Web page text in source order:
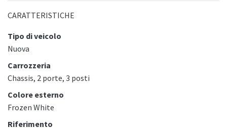
CARATTERISTICHE
Tipo di veicolo
Nuova
Carrozzeria
Chassis, 2 porte, 3 posti
Colore esterno
Frozen White
Riferimento